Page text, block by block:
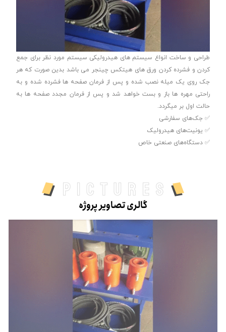
طراحی و ساخت انواع سیستم های هیدرولیکی سیستم مورد نظر برای جمع
کردن و فشرده کردن ورق های هیتکس چینجر می باشد بدین صورت که هر
جک روی یک میله نصب شده و پس از فرمان صفحه ها فشرده شده و به
راحتی مهره ها باز و بست خواهد شد و پس از فرمان مجدد صفحه ها به
حالت اول بر میگردد.
✅ جک‌های سفارشی
✅ یونیت‌های هیدرولیک
✅ دستگاه‌های صنعتی خاص
pictures
گالری تصاویر پروژه